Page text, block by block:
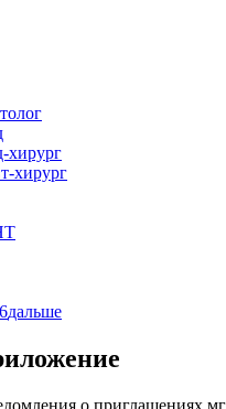
хирург
хирург
дальше
о приглашениях